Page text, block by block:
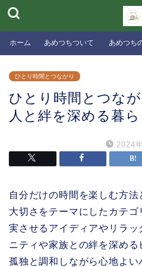
ホーム あめつちついて あめつち
ひとり時間とつながり
ひとり時間とつなが
人と絆を深める暮
2024
自分だけの時間を楽しむ方
大切さをテーマにしたカテ
実させるアイディアやリラッ
ニティや家族との絆を深める
孤独と調和しながら心地よ